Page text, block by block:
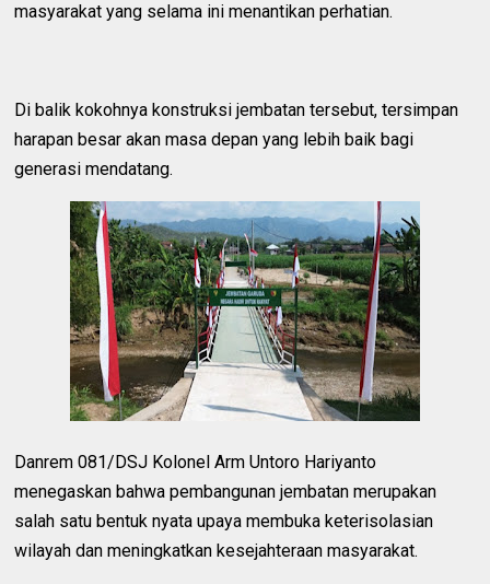
masyarakat yang selama ini menantikan perhatian.
Di balik kokohnya konstruksi jembatan tersebut, tersimpan
harapan besar akan masa depan yang lebih baik bagi
generasi mendatang.
Danrem 081/DSJ Kolonel Arm Untoro Hariyanto
menegaskan bahwa pembangunan jembatan merupakan
salah satu bentuk nyata upaya membuka keterisolasian
wilayah dan meningkatkan kesejahteraan masyarakat.